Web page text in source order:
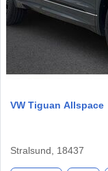
VW Tiguan Allspace
Stralsund, 18437